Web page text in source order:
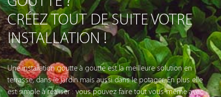
CRÉEZ TOUT DE SUITE VOTRE
INSTALLATION !
Une installation goutte à goutte est la meilleure solution en
terrasse, dans le jardin mais aussi dans le potager. En plus elle
est simple à réaliser : vous pouvez faire tout vous-même avec